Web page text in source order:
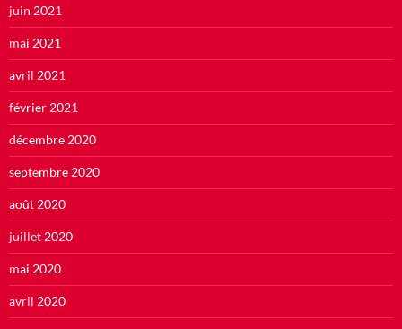
juin 2021
mai 2021
avril 2021
février 2021
décembre 2020
septembre 2020
août 2020
juillet 2020
mai 2020
avril 2020